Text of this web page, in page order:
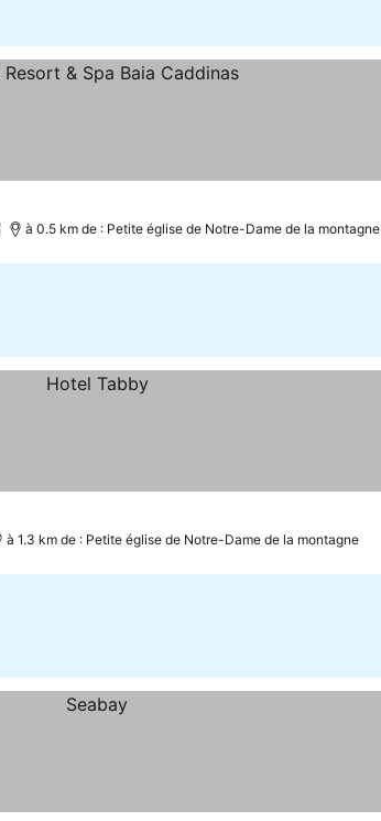
à 0.5 km de : Petite église de Notre-Dame de la montagne
à 1.3 km de : Petite église de Notre-Dame de la montagne